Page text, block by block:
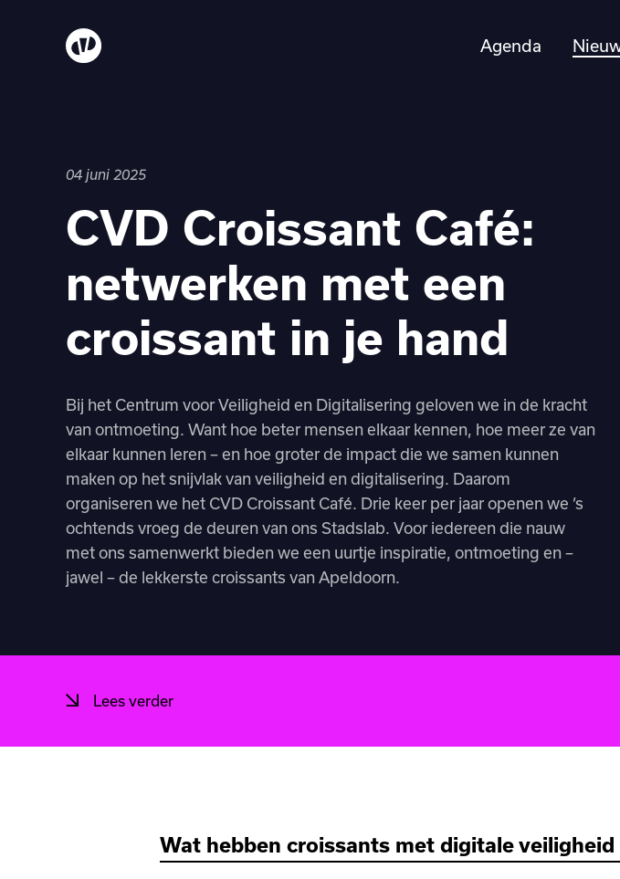
Agenda
04 juni 2025
CVD Croissant Café:
netwerken met een
croissant in je hand
Bij het Centrum voor Veiligheid en Digitalisering geloven we in de kracht
van ontmoeting. Want hoe beter mensen elkaar kennen, hoe meer ze van
elkaar kunnen leren – en hoe groter de impact die we samen kunnen
maken op het snijvlak van veiligheid en digitalisering. Daarom
organiseren we het CVD Croissant Café. Drie keer per jaar openen we ’s
ochtends vroeg de deuren van ons Stadslab. Voor iedereen die nauw
met ons samenwerkt bieden we een uurtje inspiratie, ontmoeting en –
jawel – de lekkerste croissants van Apeldoorn.
Lees verder
Wat hebben croissants met digitale veiligheid